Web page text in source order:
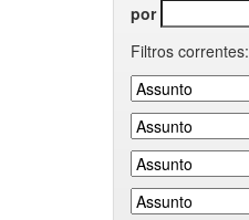
por
Filtros correntes: